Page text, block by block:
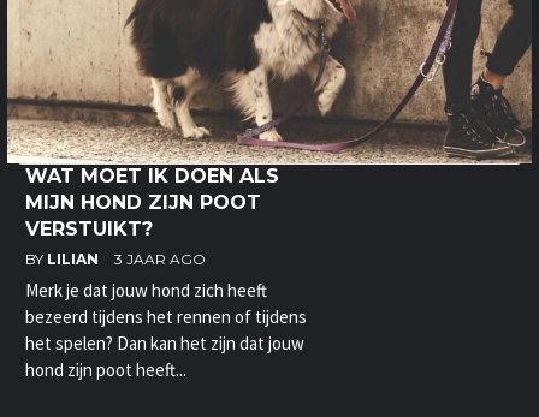
WAT MOET IK DOEN ALS
MIJN HOND ZIJN POOT
VERSTUIKT?
BY LILIAN 3 JAAR AGO
Merk je dat jouw hond zich heeft
bezeerd tijdens het rennen of tijdens
het spelen? Dan kan het zijn dat jouw
hond zijn poot heeft...